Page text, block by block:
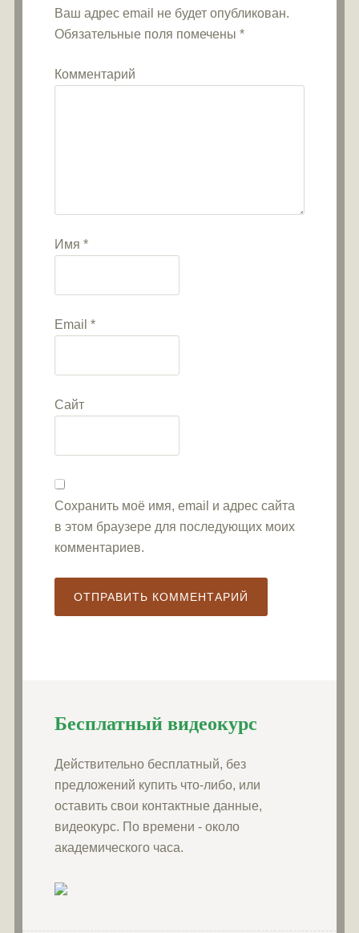
Ваш адрес email не будет опубликован.
Обязательные поля помечены *
Комментарий
Имя *
Email *
Сайт
Сохранить моё имя, email и адрес сайта
в этом браузере для последующих моих
комментариев.
Бесплатный видеокурс
Действительно бесплатный, без
предложений купить что-либо, или
оставить свои контактные данные,
видеокурс. По времени - около
академического часа.